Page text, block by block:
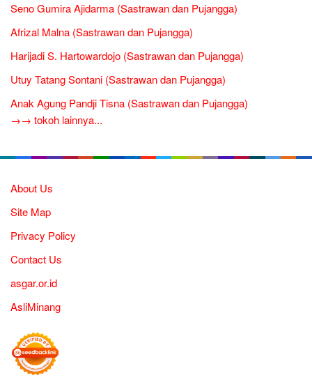
Seno Gumira Ajidarma (Sastrawan dan Pujangga)
Afrizal Malna (Sastrawan dan Pujangga)
Harijadi S. Hartowardojo (Sastrawan dan Pujangga)
Utuy Tatang Sontani (Sastrawan dan Pujangga)
Anak Agung Pandji Tisna (Sastrawan dan Pujangga)
→→ tokoh lainnya...
About Us
Site Map
Privacy Policy
Contact Us
asgar.or.id
AsliMinang